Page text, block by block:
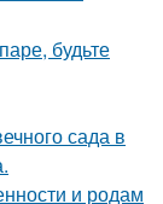
будьте
сада в
и родам